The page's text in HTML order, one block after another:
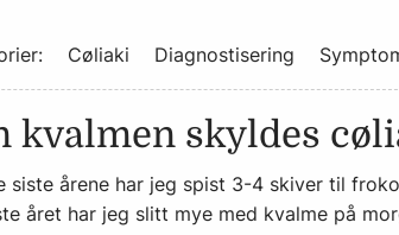
Cøliaki Diagnostisering
kvalmen skyldes
siste årene har jeg spist 3-4 skiver til
året har jeg slitt mye med kvalme på